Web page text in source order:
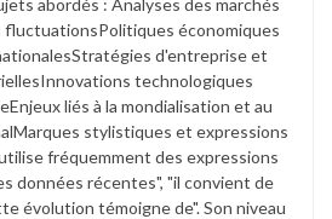
Politiques économiques
Stratégies d'entreprise et
Innovations technologiques
Enjeux liés à la mondialisation et au
Marques stylistiques et expressions
fréquemment des expressions
données récentes", "il convient de
évolution témoigne de". Son niveau